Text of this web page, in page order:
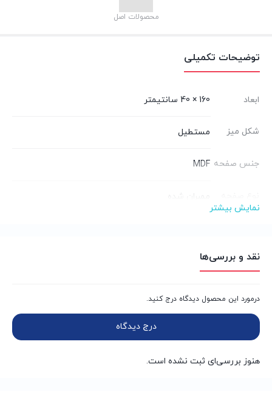
محصولات اصل
توضیحات تکمیلی
ابعاد 160 × 40 سانتیمتر
شکل میز مستطیل
جنس صفحه MDF
ممبران شده
انتخاب رنگ
سفید صدفی, مشکی, مشکی سفید ترکیبی, مشکی
تعداد کشو 3 عدد
نمایش بیشتر
نقد و بررسی‌ها
درمورد این محصول دیدگاه درج کنید.
درج دیدگاه
هنوز بررسی‌ای ثبت نشده است.